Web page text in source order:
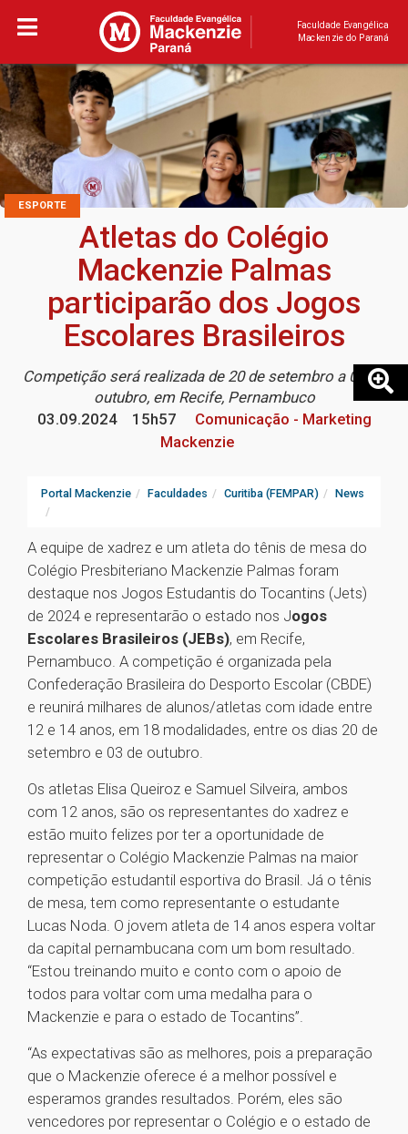
Faculdade Evangélica
Mackenzie do Paraná
ESPORTE
Atletas do Colégio
Mackenzie Palmas
participarão dos Jogos
Escolares Brasileiros
Competição será realizada de 20 de setembro a 03 de
outubro, em Recife, Pernambuco
03.09.2024
15h57
Comunicação - Marketing
Mackenzie
Portal Mackenzie Faculdades Curitiba (FEMPAR) News
A equipe de xadrez e um atleta do tênis de mesa do
Colégio Presbiteriano Mackenzie Palmas foram
destaque nos Jogos Estudantis do Tocantins (Jets)
de 2024 e representarão o estado nos Jogos
Escolares Brasileiros (JEBs), em Recife,
Pernambuco. A competição é organizada pela
Confederação Brasileira do Desporto Escolar (CBDE)
e reunirá milhares de alunos/atletas com idade entre
12 e 14 anos, em 18 modalidades, entre os dias 20 de
setembro e 03 de outubro.
Os atletas Elisa Queiroz e Samuel Silveira, ambos
com 12 anos, são os representantes do xadrez e
estão muito felizes por ter a oportunidade de
representar o Colégio Mackenzie Palmas na maior
competição estudantil esportiva do Brasil. Já o tênis
de mesa, tem como representante o estudante
Lucas Noda. O jovem atleta de 14 anos espera voltar
da capital pernambucana com um bom resultado.
“Estou treinando muito e conto com o apoio de
todos para voltar com uma medalha para o
Mackenzie e para o estado de Tocantins”.
“As expectativas são as melhores, pois a preparação
que o Mackenzie oferece é a melhor possível e
esperamos grandes resultados. Porém, eles são
vencedores por representar o Colégio e o estado de